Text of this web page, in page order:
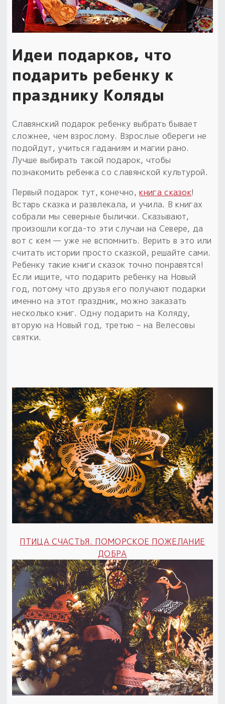
Идеи подарков, что
подарить ребенку к
празднику Коляды
Славянский подарок ребенку выбрать бывает
сложнее, чем взрослому. Взрослые обереги не
подойдут, учиться гаданиям и магии рано.
Лучше выбирать такой подарок, чтобы
познакомить ребенка со славянской культурой.
Первый подарок тут, конечно,книга сказок!
Встарь сказка и развлекала, и учила. В книгах
собрали мы северные былички. Сказывают,
произошли когда-то эти случаи на Севере, да
вот с кем — уже не вспомнить. Верить в это или
считать истории просто сказкой, решайте сами.
Ребенку такие книги сказок точно понравятся!
Если ищите, что подарить ребенку на Новый
год, потому что друзья его получают подарки
именно на этот праздник, можно заказать
несколько книг. Одну подарить на Коляду,
вторую на Новый год, третью – на Велесовы
святки.
ПТИЦА СЧАСТЬЯ. ПОМОРСКОЕ ПОЖЕЛАНИЕ
ДОБРА